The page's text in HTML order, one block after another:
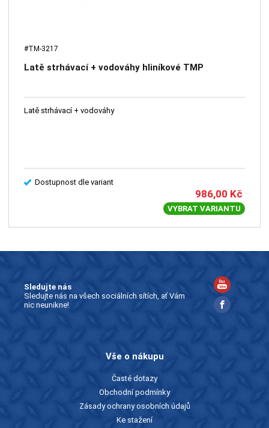
#TM-3217
Latě strhávací + vodováhy hliníkové TMP
Latě strhávací + vodováhy
Dostupnost dle variant
986,00 Kč
VYBRAT VARIANTU
Sledujte nás
Sledujte nás na všech sociálních sítích, ať Vám
nic neunikne!
Vše o nákupu
Časté dotazy
Obchodní podmínky
Zásady ochrany osobních údajů
Ke stažení